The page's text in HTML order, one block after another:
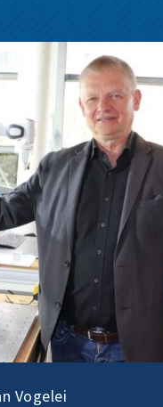
Vogelei